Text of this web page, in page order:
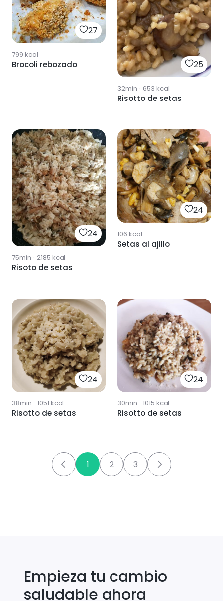
27
799 kcal
Brocoli rebozado 25
32min · 653 kcal
Risotto de setas
24
75min · 2185 kcal
Risoto de setas
24
106 kcal
Setas al ajillo
24
38min · 1051 kcal
Risotto de setas
24
30min · 1015 kcal
Risotto de setas
1 2 3
Empieza tu cambio
saludable ahora